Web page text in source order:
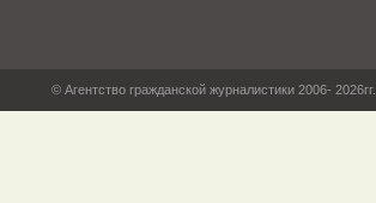
© Агентство гражданской журналистики 2006-